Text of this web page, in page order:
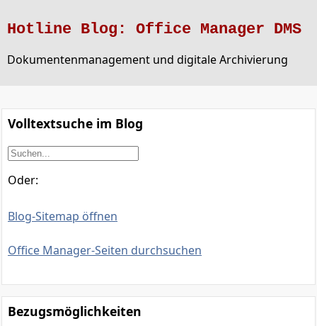
Hotline Blog: Office Manager DMS
Dokumentenmanagement und digitale Archivierung
Volltextsuche im Blog
Oder:
Blog-Sitemap öffnen
Office Manager-Seiten durchsuchen
Bezugsmöglichkeiten